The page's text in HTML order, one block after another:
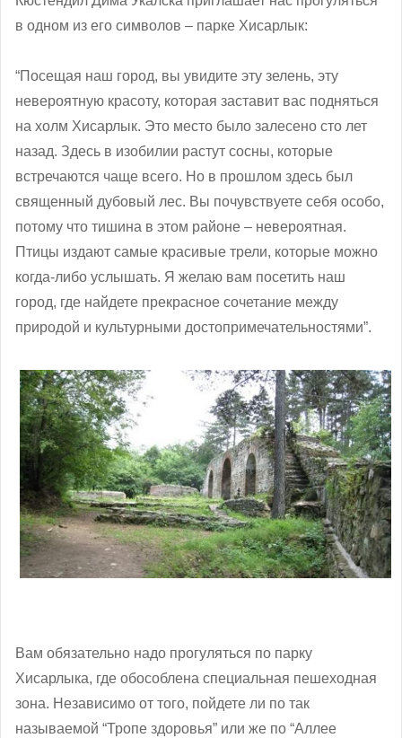
в одном из его символов – парке Хисарлык:
“Посещая наш город, вы увидите эту зелень, эту
невероятную красоту, которая заставит вас подняться
на холм Хисарлык. Это место было залесено сто лет
назад. Здесь в изобилии растут сосны, которые
встречаются чаще всего. Но в прошлом здесь был
священный дубовый лес. Вы почувствуете себя особо,
потому что тишина в этом районе – невероятная.
Птицы издают самые красивые трели, которые можно
когда-либо услышать. Я желаю вам посетить наш
город, где найдете прекрасное сочетание между
природой и культурными достопримечательностями”.
Вам обязательно надо прогуляться по парку
Хисарлыка, где обособлена специальная пешеходная
зона. Независимо от того, пойдете ли по так
называемой “Тропе здоровья” или же по “Аллее